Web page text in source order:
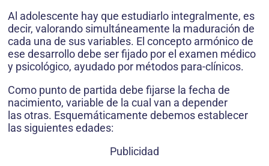
Al adolescente hay que estudiarlo integralmente, es
decir, valorando simultáneamente la maduración de
cada una de sus variables. El concepto armónico de
ese desarrollo debe ser fijado por el examen médico
y psicológico, ayudado por métodos para-clínicos.
Como punto de partida debe fijarse la fecha de
nacimiento, variable de la cual van a depender
las otras. Esquemáticamente debemos establecer
las siguientes edades:
Publicidad